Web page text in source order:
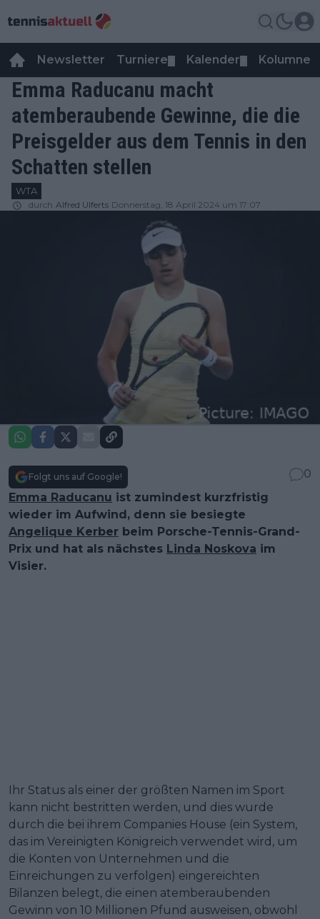
Newsletter Turniere Kalender Kolumnen
Emma Raducanu macht
atemberaubende Gewinne, die die
Preisgelder aus dem Tennis in den
Schatten stellen
WTA
durch Alfred Ulferts Donnerstag, 18 April 2024 um 17:07
Folgt uns auf Google!
0
Emma Raducanu ist zumindest kurzfristig
wieder im Aufwind, denn sie besiegte
Angelique Kerber beim Porsche-Tennis-Grand-
Prix und hat als nächstes Linda Noskova im
Visier.
Ihr Status als einer der größten Namen im Sport
kann nicht bestritten werden, und dies wurde
durch die bei ihrem Companies House (ein System,
das im Vereinigten Königreich verwendet wird, um
die Konten von Unternehmen und die
Einreichungen zu verfolgen) eingereichten
Bilanzen belegt, die einen atemberaubenden
Gewinn von 10 Millionen Pfund ausweisen, obwohl